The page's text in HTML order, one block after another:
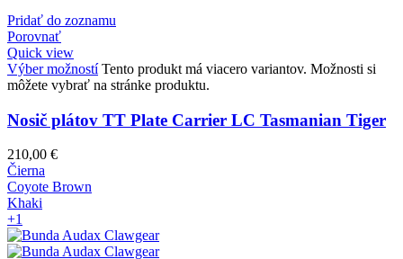
Pridať do zoznamu
Porovnať
Quick view
Výber možností Tento produkt má viacero variantov. Možnosti si
môžete vybrať na stránke produktu.
Nosič plátov TT Plate Carrier LC Tasmanian Tiger
210,00 €
Čierna
Coyote Brown
Khaki
+1